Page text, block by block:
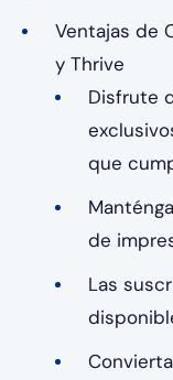
Ventajas de
y Thrive
Disfrute
que
de
Las